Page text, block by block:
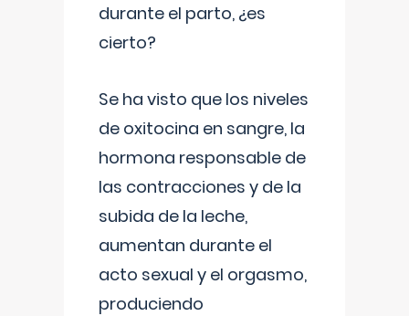
durante el parto, ¿es
cierto?
Se ha visto que los niveles
de oxitocina en sangre, la
hormona responsable de
las contracciones y de la
subida de la leche,
aumentan durante el
acto sexual y el orgasmo,
produciendo